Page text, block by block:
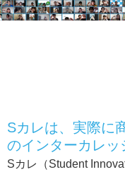
Sカレは、実際に
のインターカレッ
Sカレ（Student